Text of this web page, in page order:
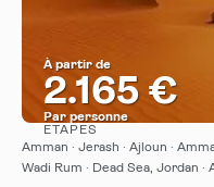
À partir de
2.165 €
Par personne
ÉTAPES
Amman · Jerash · Ajloun ·
Wadi Rum · Dead Sea, Jordan ·